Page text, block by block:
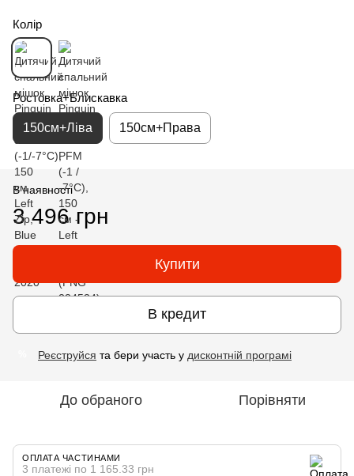
Колір
Ростовка+Блискавка
150см+Ліва 150см+Права
В наявності
3 496 грн
Купити
В кредит
Реєструйся та бери участь у дисконтній програмі
До обраного Порівняти
ОПЛАТА ЧАСТИНАМИ
3 платежі по 1 165.33 грн